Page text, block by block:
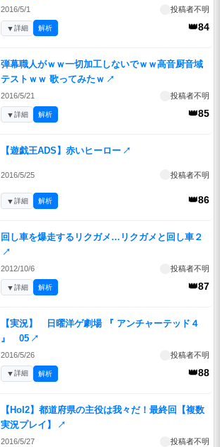
2016/5/1 投稿者不明
👑84
▼詳細 解析
弾幕職人がｗｗ一切加工しないでｗｗ高音厨音域
テストｗｗ 歌ってみたｗ ↗
2016/5/21 投稿者不明
👑85
▼詳細 解析
【遊戯王ADS】赤いヒーロー ↗
2016/5/25 投稿者不明
👑86
▼詳細 解析
回し車を爆走するリクガメ…リクガメと回し車２
↗
2012/10/6 投稿者不明
👑87
▼詳細 解析
【実況】 日曜洋ゲ劇場 『 アンチャーテッド４
』 05 ↗
2016/5/26 投稿者不明
👑88
▼詳細 解析
【HoI2】都道府県の主役は我々だ！最終回【複数
実況プレイ】
↗
2016/5/27 投稿者不明